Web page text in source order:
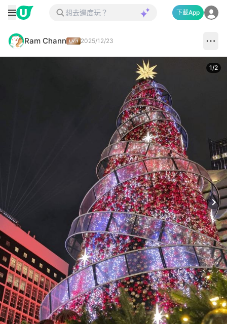
下載App
Ram Chann 2025/12/23
1/2